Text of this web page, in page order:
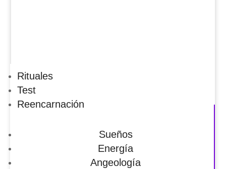
Rituales
Test
Reencarnación
Sueños
Energía
Angeología